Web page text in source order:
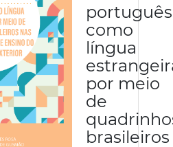
português
como
língua
por meio
de
brasileiros